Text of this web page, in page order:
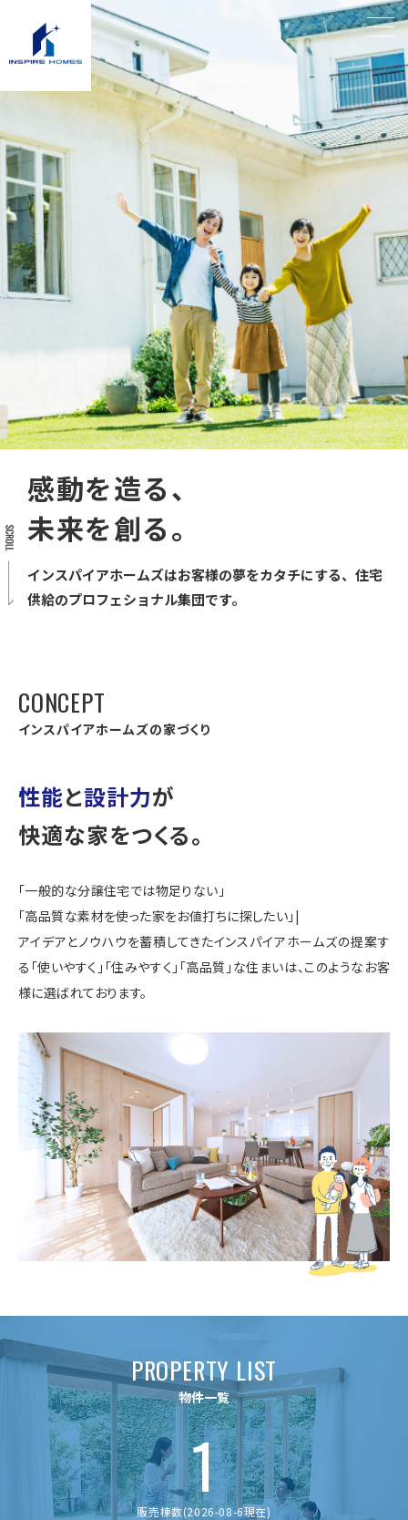
感動を造る、
未来を創る。
インスパイアホームズはお客様の夢をカタチにする、 住宅
供給のプロフェショナル集団です。
CONCEPT
インスパイアホーム ズの家づく り
性能と設計力が
快適な家をつくる。
「一般的な分譲住宅では物足りない」
「高品質な素材を使った家をお値打ちに探したい」|
アイデアとノウハウを蓄積してきたインスパイアホームズの提案す
る「使いやすく」「住みやすく」「高品質」な住まいは、このようなお客
様に選ばれております。
PROPERTY LIST
物件一覧
1
販売棟数(2026-08-6現在)